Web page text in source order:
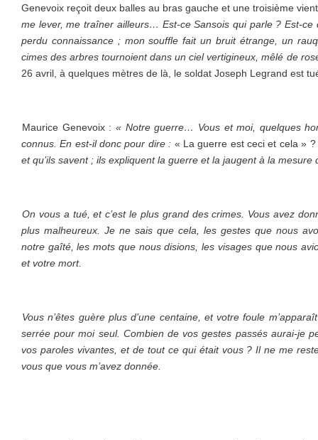
Genevoix reçoit deux balles au bras gauche et une troisième
me lever, me traîner ailleurs… Est-ce Sansois qui parle ? Est-ce
perdu connaissance ; mon souffle fait un bruit étrange, un
cimes des arbres tournoient dans un ciel vertigineux, mêlé de
26 avril, à quelques mètres de là, le soldat Joseph Legrand est
Maurice Genevoix : « Notre guerre… Vous et moi, quelques
connus. En est-il donc pour dire : « La guerre est ceci et cela » ?
et qu’ils savent ; ils expliquent la guerre et la jaugent à la mesure
On vous a tué, et c’est le plus grand des crimes. Vous avez
plus malheureux. Je ne sais que cela, les gestes que nous
notre gaîté, les mots que nous disions, les visages que nous
et votre mort.
Vous n’êtes guère plus d’une centaine, et votre foule
serrée pour moi seul. Combien de vos gestes passés aurai-je
vos paroles vivantes, et de tout ce qui était vous ? Il ne me
vous que vous m’avez donnée.